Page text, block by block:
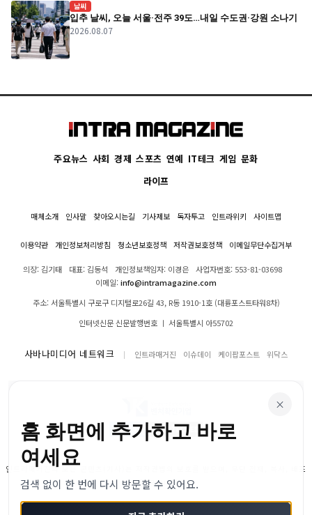
날씨
입추 날씨, 오늘 서울·전주 39도…내일 수도권·강원 소나기
2026.08.07
주요뉴스 사회 경제 스포츠 연예 IT테크 게임 문화
라이프
매체소개 인사말 찾아오시는길 기사제보 독자투고 인트라위키 사이트맵
이용약관 개인정보처리방침 청소년보호정책 저작권보호정책 이메일무단수집거부
의장: 김기태 대표: 김동석 개인정보책임자: 이경은
사업자번호: 553-81-03698
이메일:info@intramagazine.com
주소: 서울특별시 구로구 디지털로26길 43, R동 1910-1호 (대륭포스트타워8차)
인터넷신문 신문발행번호 ㅣ 서울특별시 아55702
사바나미디어 네트워크 인트라매거진 이슈데이 케이팝포스트 위닥스
인트라매거진의 모든 콘텐츠(기사)는 저작권법의 보호를 받으며, 무단 전재, 복사, 배포
등을 금합니다.
© 2024–2026 인트라매거진. All Rights Reserved
×
홈 화면에 추가하고 바로
여세요
검색 없이 한 번에 다시 방문할 수 있어요.